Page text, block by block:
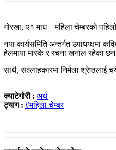
गोरखा, २१ माघ – महिला चेम्बरको
नया कार्यसमिति अन्तर्गत उपाधय्क्षमा
हेलमाया मास्के र रचना खनाल रहेका
साथै, सल्लाहकारमा निर्मला श्रेष्ठलाई
क्याटेगोरी : अर्थ
ट्याग : #महिला चेम्बर